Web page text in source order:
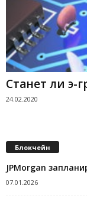
Станет ли э-
24.02.2020
Блокчейн
JPMorgan
07.01.2026